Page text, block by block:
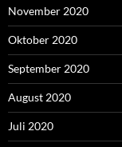
November 2020
Oktober 2020
September 2020
August 2020
Juli 2020